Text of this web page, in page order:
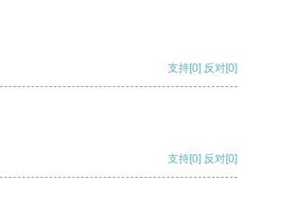
支持[0] 反对[0]
支持[0] 反对[0]